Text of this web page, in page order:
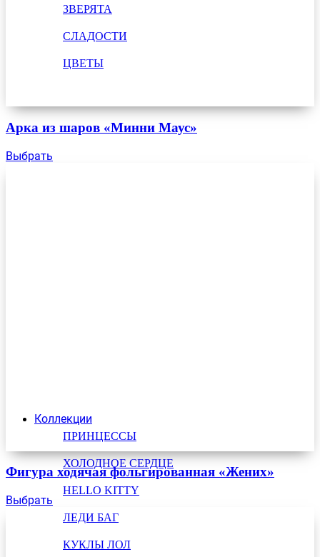
ЗВЕРЯТА
СЛАДОСТИ
ЦВЕТЫ
Коллекции
ПРИНЦЕССЫ
ХОЛОДНОЕ СЕРДЦЕ
HELLO KITTY
ЛЕДИ БАГ
КУКЛЫ ЛОЛ
Арка из шаров «Минни Маус»
Выбрать
Фигура ходячая фольгированная «Жених»
Выбрать